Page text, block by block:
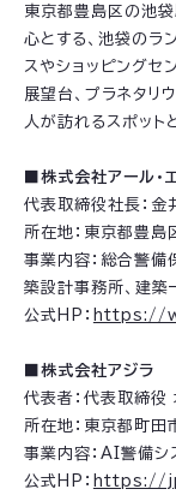
東京都豊島区の池袋
心とする、池袋のラ
スやショッピングセ
展望台、プラネタリ
人が訪れるスポット
■株式会社アール・
代表取締役社長：金
所在地：東京都豊
事業内容：総合警備
築設計事務所、建築
公式HP： https://
■株式会社アジラ
代表者：代表取締役
所在地：東京都町
事業内容：AI警備
公式HP： https://